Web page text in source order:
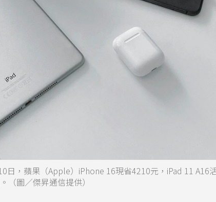
日，蘋果（Apple）iPhone 16現省4210元，iPad 11 A16
（圖／傑昇通信提供）